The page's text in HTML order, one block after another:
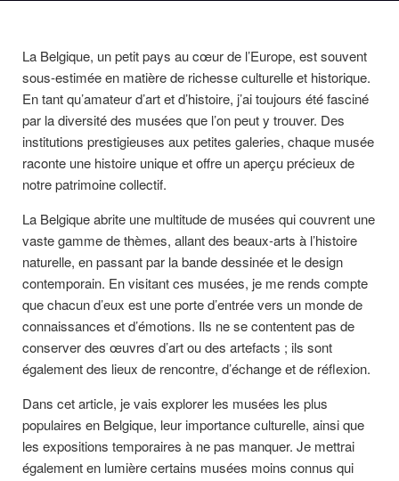
La Belgique, un petit pays au cœur de l’Europe, est souvent
sous-estimée en matière de richesse culturelle et historique.
En tant qu’amateur d’art et d’histoire, j’ai toujours été fasciné
par la diversité des musées que l’on peut y trouver. Des
institutions prestigieuses aux petites galeries, chaque musée
raconte une histoire unique et offre un aperçu précieux de
notre patrimoine collectif.
La Belgique abrite une multitude de musées qui couvrent une
vaste gamme de thèmes, allant des beaux-arts à l’histoire
naturelle, en passant par la bande dessinée et le design
contemporain. En visitant ces musées, je me rends compte
que chacun d’eux est une porte d’entrée vers un monde de
connaissances et d’émotions. Ils ne se contentent pas de
conserver des œuvres d’art ou des artefacts ; ils sont
également des lieux de rencontre, d’échange et de réflexion.
Dans cet article, je vais explorer les musées les plus
populaires en Belgique, leur importance culturelle, ainsi que
les expositions temporaires à ne pas manquer. Je mettrai
également en lumière certains musées moins connus qui